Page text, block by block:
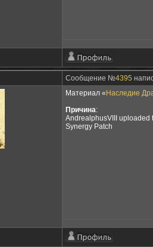
Сообщение №4395
Материал « Наследие
Причина:
AndrealphusVIII uploaded
Synergy Patch